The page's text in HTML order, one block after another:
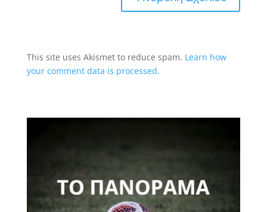
This site uses Akismet to reduce spam. Learn how
your comment data is processed.